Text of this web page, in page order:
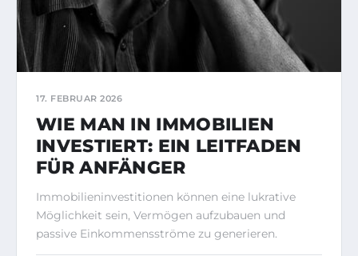
17. FEBRUAR 2026
WIE MAN IN IMMOBILIEN
INVESTIERT: EIN LEITFADEN
FÜR ANFÄNGER
Immobilieninvestitionen können eine lukrative
Möglichkeit sein, Vermögen aufzubauen und
passive Einkommensströme zu generieren.